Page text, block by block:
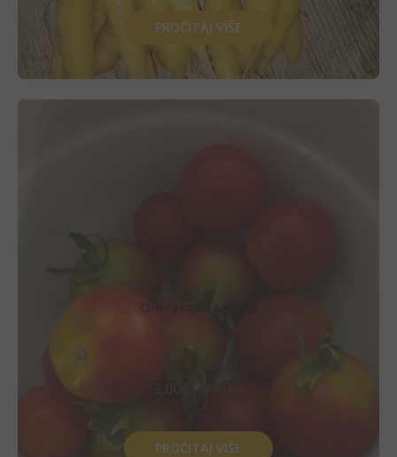
PROČITAJ VIŠE
Cherry rajčica, 0.5 kg
PROČITAJ VIŠE